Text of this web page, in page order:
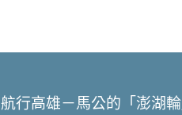
航行高雄－馬公的「澎湖